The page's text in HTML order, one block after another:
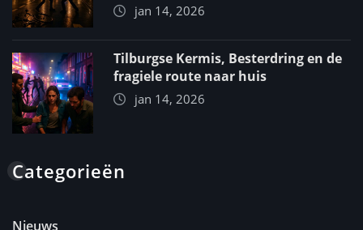
jan 14, 2026
Tilburgse Kermis, Besterdring en de
fragiele route naar huis
jan 14, 2026
Categorieën
Nieuws